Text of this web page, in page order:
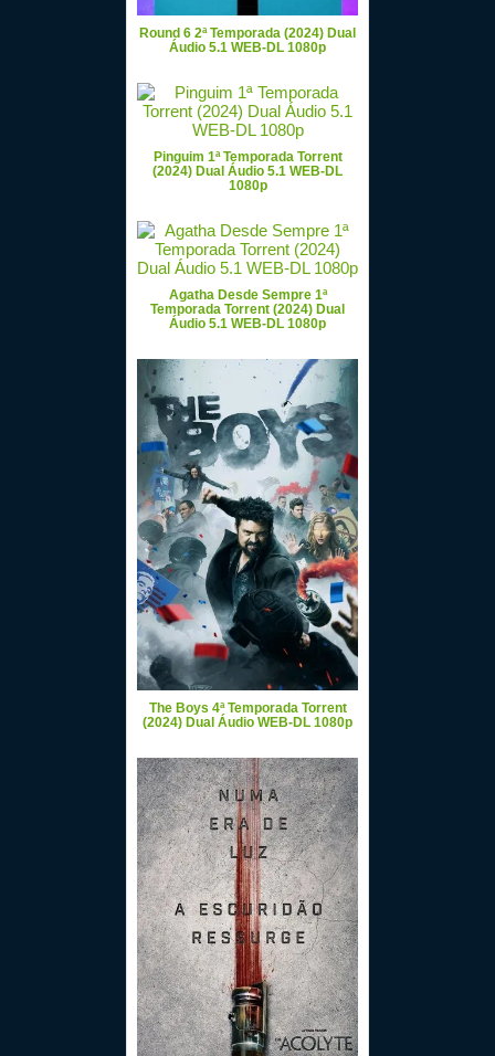
Round 6 2ª Temporada (2024) Dual
Áudio 5.1 WEB-DL 1080p
Pinguim 1ª Temporada Torrent
(2024) Dual Áudio 5.1 WEB-DL
1080p
Agatha Desde Sempre 1ª
Temporada Torrent (2024) Dual
Áudio 5.1 WEB-DL 1080p
The Boys 4ª Temporada Torrent
(2024) Dual Áudio WEB-DL 1080p